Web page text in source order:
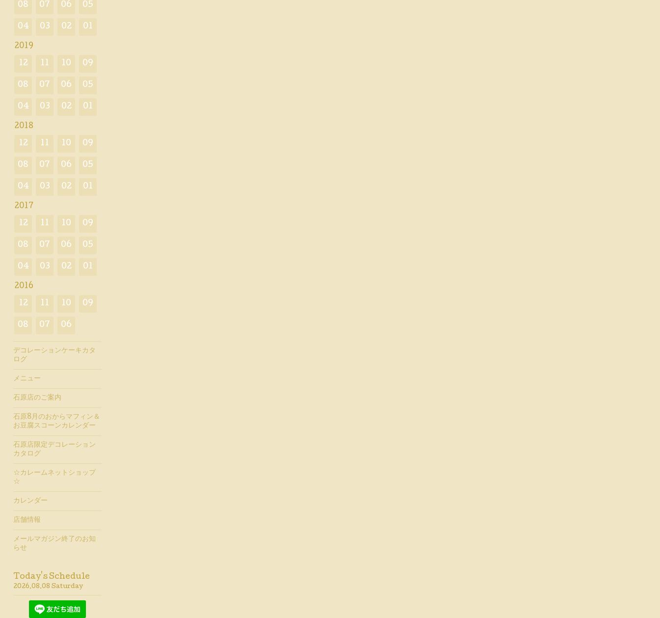
08 07 06 05
04 03 02 01
2019
12 11 10 09
08 07 06 05
04 03 02 01
2018
12 11 10 09
08 07 06 05
04 03 02 01
2017
12 11 10 09
08 07 06 05
04 03 02 01
2016
12 11 10 09
08 07 06
デコレーションケーキカタ
ログ
メニュー
石原店のご案内
石原8月のおからマフィン＆
お豆腐スコーンカレンダー
石原店限定デコレーション
カタログ
☆カレームネットショップ
☆
カレンダー
店舗情報
メールマガジン終了のお知
らせ
Today's Schedule
2026.08.08 Saturday